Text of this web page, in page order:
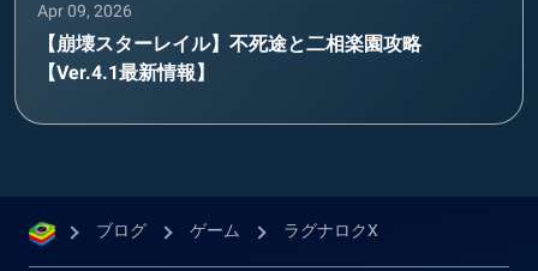
Apr 09, 2026
【崩壊スターレイル】不死途と二相楽園攻略
【Ver.4.1最新情報】
ブログ ゲーム ラグナロクX